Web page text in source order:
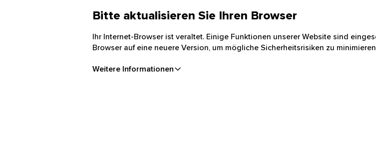
Bitte aktualisieren Sie Ihren Browser
Ihr Internet-Browser ist veraltet. Einige Funktionen unserer Website sind
Browser auf eine neuere Version, um mögliche Sicherheitsrisiken zu
Weitere Informationen